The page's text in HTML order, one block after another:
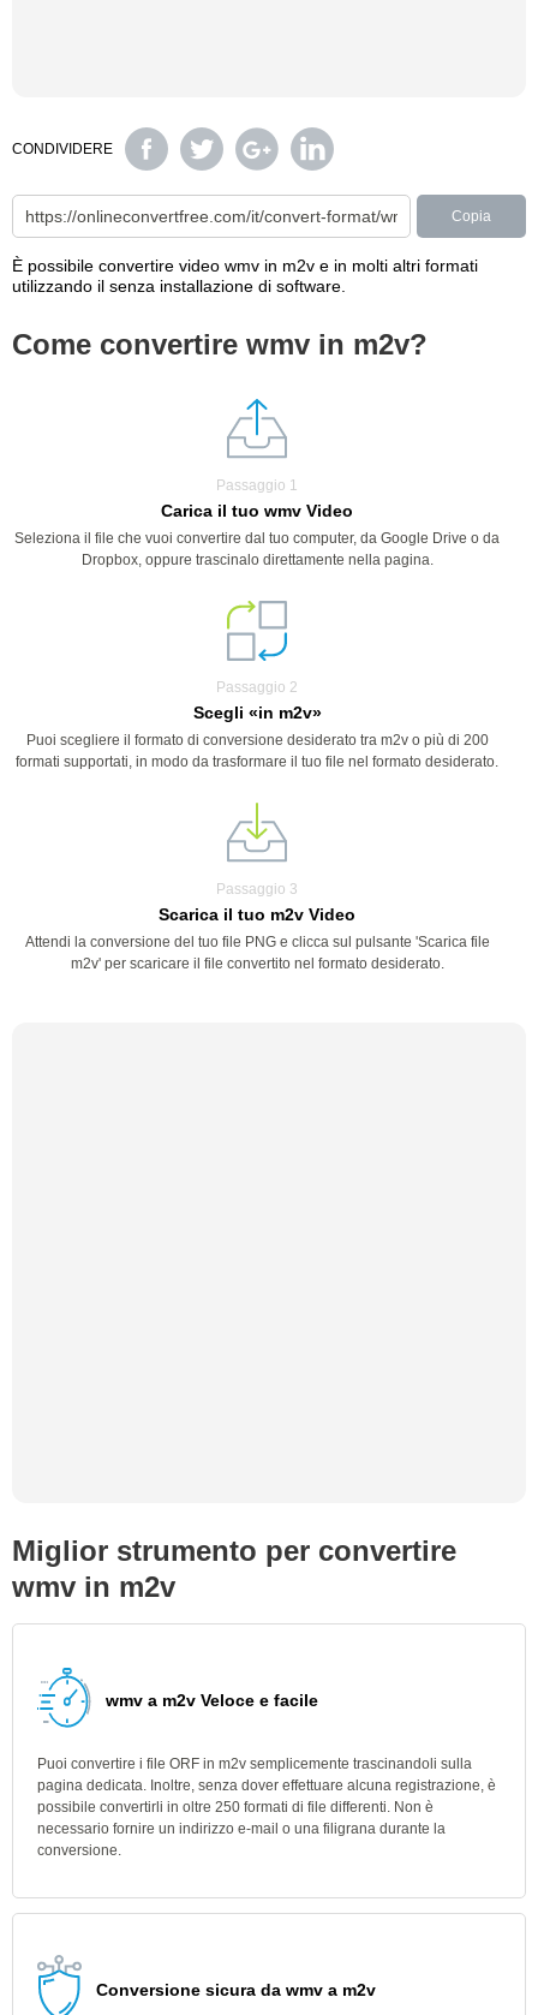
CONDIVIDERE
Copia
È possibile convertire video wmv in m2v e in molti altri formati
utilizzando il senza installazione di software.
Come convertire wmv in m2v?
Passaggio 1
Carica il tuo wmv Video
Seleziona il file che vuoi convertire dal tuo computer, da Google Drive o da
Dropbox, oppure trascinalo direttamente nella pagina.
Passaggio 2
Scegli «in m2v»
Puoi scegliere il formato di conversione desiderato tra m2v o più di 200
formati supportati, in modo da trasformare il tuo file nel formato desiderato.
Passaggio 3
Scarica il tuo m2v Video
Attendi la conversione del tuo file PNG e clicca sul pulsante 'Scarica file
m2v' per scaricare il file convertito nel formato desiderato.
Miglior strumento per convertire
wmv in m2v
wmv a m2v Veloce e facile
Puoi convertire i file ORF in m2v semplicemente trascinandoli sulla
pagina dedicata. Inoltre, senza dover effettuare alcuna registrazione, è
possibile convertirli in oltre 250 formati di file differenti. Non è
necessario fornire un indirizzo e-mail o una filigrana durante la
conversione.
Conversione sicura da wmv a m2v